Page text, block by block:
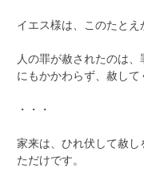
イエス様は、このたとえ
人の罪が赦されたのは
にもかかわらず、赦して
・・・
家来は、ひれ伏して赦
ただけです。